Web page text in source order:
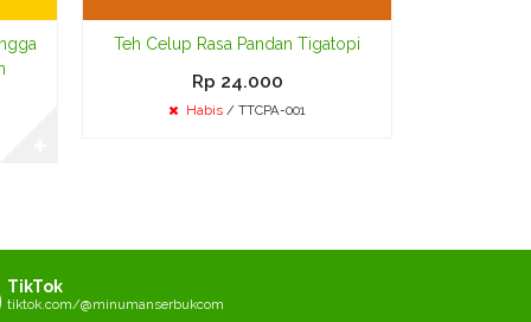
Teh Celup Rasa Pandan Tigatopi
Rp 24.000
Habis / TTCPA-001
TikTok
tiktok.com/@minumanserbukcom